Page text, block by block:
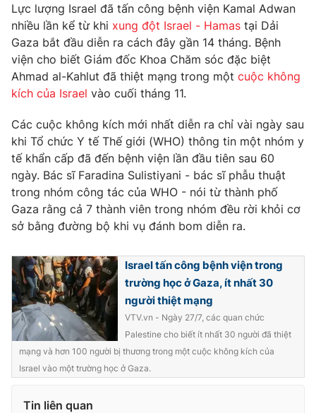
cấp ngày 29/12/2023
Tổng Biên tập:Vũ Thanh Thủy
Phó Tổng Biên tập: Nguyễn Thị Mỹ Hạnh, Phạm Quốc Thắng,
Nguyễn Trọng Ninh
Tổng đài VTV:024.38 355 931 - 024.38 355 932
024.66 897 897
Email:toasoan@vtv.vn
Liên hệ quảng cáo: 024-7300.7108
® Cấm sao chép dưới mọi hình thức nếu không có sự chấp
thuận bằng văn bản. Ghi rõ nguồn VTV.vn khi phát hành lại
thông tin từ website này.
Lực lượng Israel đã tấn công bệnh viện Kamal Adwan
nhiều lần kể từ khi xung đột Israel - Hamas tại Dải
Gaza bắt đầu diễn ra cách đây gần 14 tháng. Bệnh
viện cho biết Giám đốc Khoa Chăm sóc đặc biệt
Ahmad al-Kahlut đã thiệt mạng trong một cuộc không
kích của Israel vào cuối tháng 11.
Các cuộc không kích mới nhất diễn ra chỉ vài ngày sau
khi Tổ chức Y tế Thế giới (WHO) thông tin một nhóm y
tế khẩn cấp đã đến bệnh viện lần đầu tiên sau 60
ngày. Bác sĩ Faradina Sulistiyani - bác sĩ phẫu thuật
trong nhóm công tác của WHO - nói từ thành phố
Gaza rằng cả 7 thành viên trong nhóm đều rời khỏi cơ
sở bằng đường bộ khi vụ đánh bom diễn ra.
Israel tấn công bệnh viện trong
trường học ở Gaza, ít nhất 30
người thiệt mạng
VTV.vn - Ngày 27/7, các quan chức
Palestine cho biết ít nhất 30 người đã thiệt
mạng và hơn 100 người bị thương trong một cuộc không kích của
Israel vào một trường học ở Gaza.
Tin liên quan